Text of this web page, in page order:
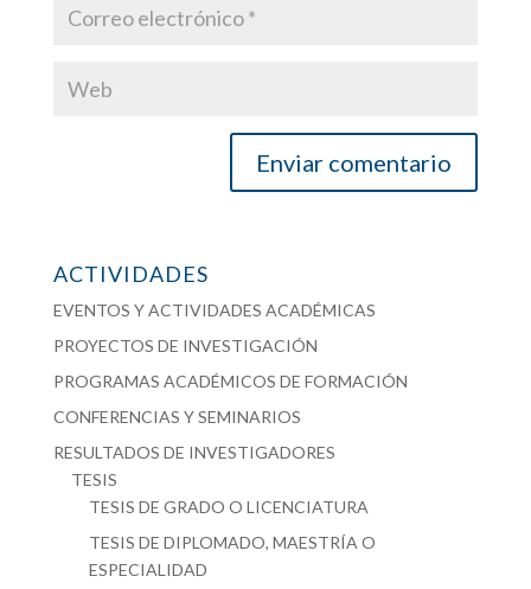
ACTIVIDADES
EVENTOS Y ACTIVIDADES ACADÉMICAS
PROYECTOS DE INVESTIGACIÓN
PROGRAMAS ACADÉMICOS DE FORMACIÓN
CONFERENCIAS Y SEMINARIOS
RESULTADOS DE INVESTIGADORES
TESIS
TESIS DE GRADO O LICENCIATURA
TESIS DE DIPLOMADO, MAESTRÍA O
ESPECIALIDAD